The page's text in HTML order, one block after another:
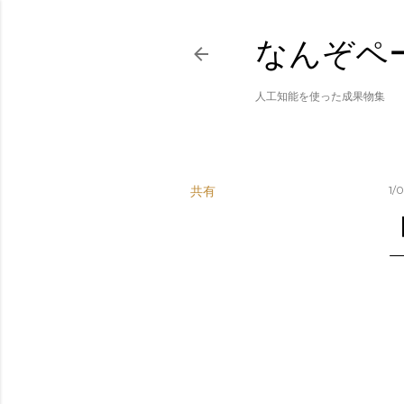
なんぞペ
人工知能を使った成果物集
共有 1/